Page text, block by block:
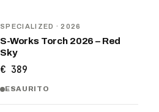
SPECIALIZED · 2026
S-Works Torch 2026 – Red
Sky
€ 389
ESAURITO